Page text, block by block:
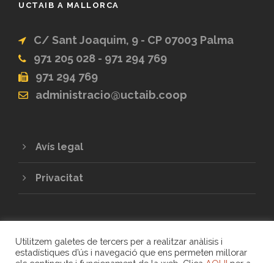
UCTAIB A MALLORCA
C/ Sant Joaquim, 9 - CP 07003 Palma
971 205 028 - 971 294 769
971 294 769
administracio@uctaib.coop
Avís legal
Privacitat
Utilitzem galetes de tercers per a realitzar anàlisis i
estadístiques d’ús i navegació que ens permeten millorar